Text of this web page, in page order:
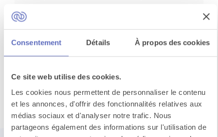
Consentement Détails À propos des cookies
Ce site web utilise des cookies.
Les cookies nous permettent de personnaliser le contenu
et les annonces, d'offrir des fonctionnalités relatives aux
médias sociaux et d'analyser notre trafic. Nous
partageons également des informations sur l'utilisation de
Voir toutes les activités à
Un événement